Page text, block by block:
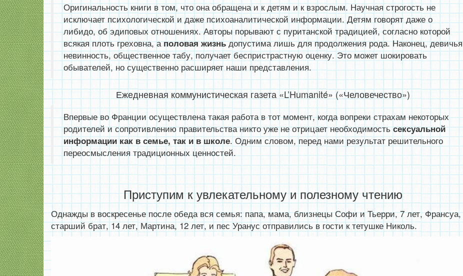
Оригинальность книги в том, что она обращена и к детям и к взрослым. Научная строгость не
исключает психологической и даже психоаналитической информации. Детям говорят даже о
либидо, об эдиповых отношениях. Авторы порывают с пуританской традицией, согласно которой
всякая плоть греховна, аполовая жизньдопустима лишь для продолжения рода. Наконец, девичья
невинность, общественное табу, получает беспристрастную оценку. Это может шокировать
обывателей, но существенно расширяет наши представления.
Ежедневная коммунистическая газета «L’Humanité» («Человечество»)
Впервые во Франции осуществлена такая работа в тот момент, когда вопреки страхам некоторых
родителей и сопротивлению правительства никто уже не отрицает необходимостьсексуальной
информации как в семье, так и в школе. Одним словом, перед нами результат решительного
переосмысления традиционных ценностей.
Приступим к увлекательному и полезному чтению
Однажды в воскресенье после обеда вся семья: папа, мама, близнецы Софи и Тьерри, 7 лет, Франсуа,
старший брат, 14 лет, Мартина, 12 лет, и пес Уранус отправились в гости к тетушке Николь.